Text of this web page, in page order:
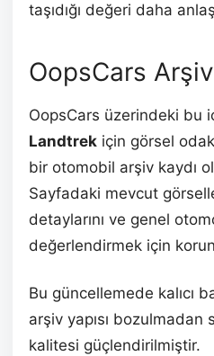
taşıdığı değeri daha
OopsCars
OopsCars üzerindeki bu
Landtrek için görsel
bir otomobil arşiv kaydı
Sayfadaki mevcut
detaylarını ve genel
değerlendirmek için
Bu güncellemede kalıcı
arşiv yapısı bozulmadan
kalitesi güçlendirilmiştir.